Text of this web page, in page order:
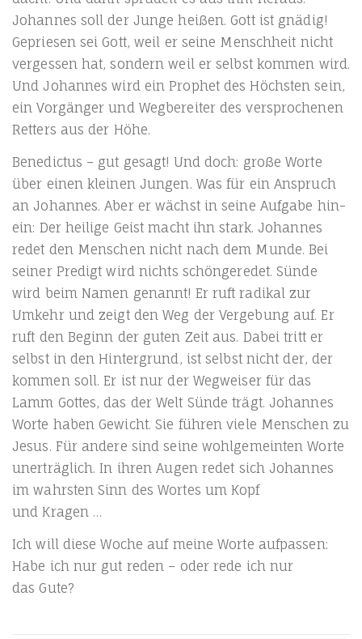
Johan­nes soll der Jun­ge hei­ßen. Gott ist gnä­dig!
Geprie­sen sei Gott, weil er sei­ne Mensch­heit nicht
ver­ges­sen hat, son­dern weil er selbst kom­men wird.
Und Johan­nes wird ein Pro­phet des Höchs­ten sein,
ein Vor­gän­ger und Weg­be­rei­ter des ver­spro­che­nen
Ret­ters aus der Höhe.
Bene­dic­tus – gut gesagt! Und doch: gro­ße Wor­te
über einen klei­nen Jun­gen. Was für ein Anspruch
an Johan­nes. Aber er wächst in sei­ne Auf­ga­be hin­
ein: Der hei­li­ge Geist macht ihn stark. Johan­nes
redet den Men­schen nicht nach dem Mun­de. Bei
sei­ner Pre­digt wird nichts schön­ge­re­det. Sün­de
wird beim Namen genannt! Er ruft radi­kal zur
Umkehr und zeigt den Weg der Ver­ge­bung auf. Er
ruft den Beginn der guten Zeit aus. Dabei tritt er
selbst in den Hin­ter­grund, ist selbst nicht der, der
kom­men soll. Er ist nur der Weg­wei­ser für das
Lamm Got­tes, das der Welt Sün­de trägt. Johan­nes
Wor­te haben Gewicht. Sie füh­ren vie­le Men­schen zu
Jesus. Für ande­re sind sei­ne wohl­ge­mein­ten Wor­te
uner­träg­lich. In ihren Augen redet sich Johan­nes
im wahrs­ten Sinn des Wor­tes um Kopf
und Kragen …
Ich will die­se Woche auf mei­ne Wor­te auf­pas­sen:
Habe ich nur gut reden – oder rede ich nur
das Gute?